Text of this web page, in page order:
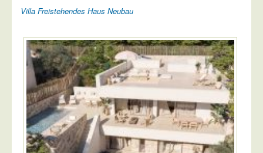
Villa Freistehendes Haus Neubau